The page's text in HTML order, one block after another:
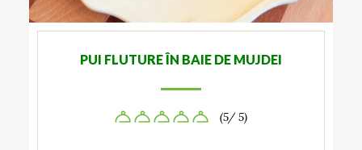
PUI FLUTURE ÎN BAIE DE MUJDEI
(5/ 5)